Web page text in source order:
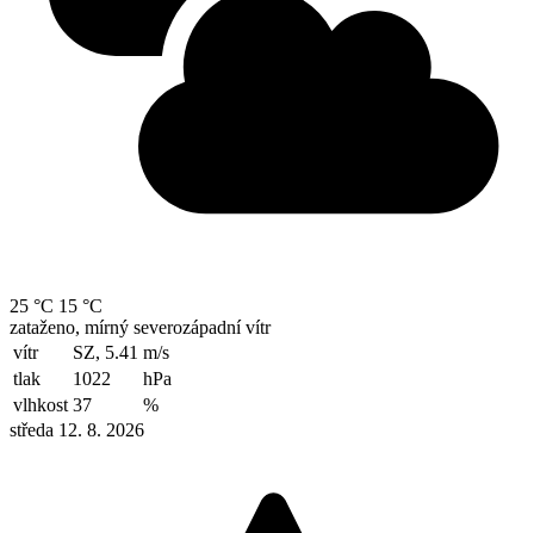
25 °C 15 °C
zataženo, mírný severozápadní vítr
vítr
SZ, 5.41 m/s
tlak
1022
hPa
vlhkost 37
%
středa 12. 8. 2026